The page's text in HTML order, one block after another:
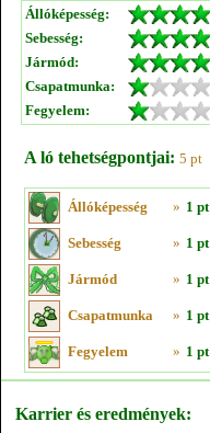
Állóképesség:
Sebesség:
Jármód:
Csapatmunka:
Fegyelem:
A ló tehetségpontjai: 5 pt
Állóképesség » 1 pt
Sebesség » 1 pt
Jármód » 1 pt
Csapatmunka » 1 pt
Fegyelem » 1 pt
Karrier és eredmények: